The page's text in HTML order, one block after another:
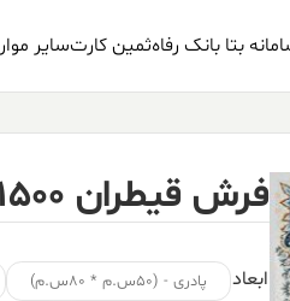
بتا بانک رفاهثمین کارتسایر
فرش قیطران ۱۵۰۰ شانه طرح مهرو فیلی
ابعاد پادری - (۵۰س.م * ۸۰س.م)